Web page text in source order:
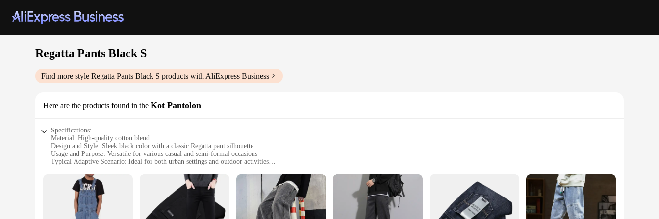
Regatta Pants Black S
Find more style Regatta Pants Black S products with AliExpress Business
Here are the products found in the Kot Pantolon
Specifications:
Material: High-quality cotton blend
Design and Style: Sleek black color with a classic Regatta pant silhouette
Usage and Purpose: Versatile for various casual and semi-formal occasions
Typical Adaptive Scenario: Ideal for both urban settings and outdoor activities
Performance and Property: Durable, comfortable, and easy to maintain
Features:
|Wholesale|Vendors|
**Versatile Comfort and Style**